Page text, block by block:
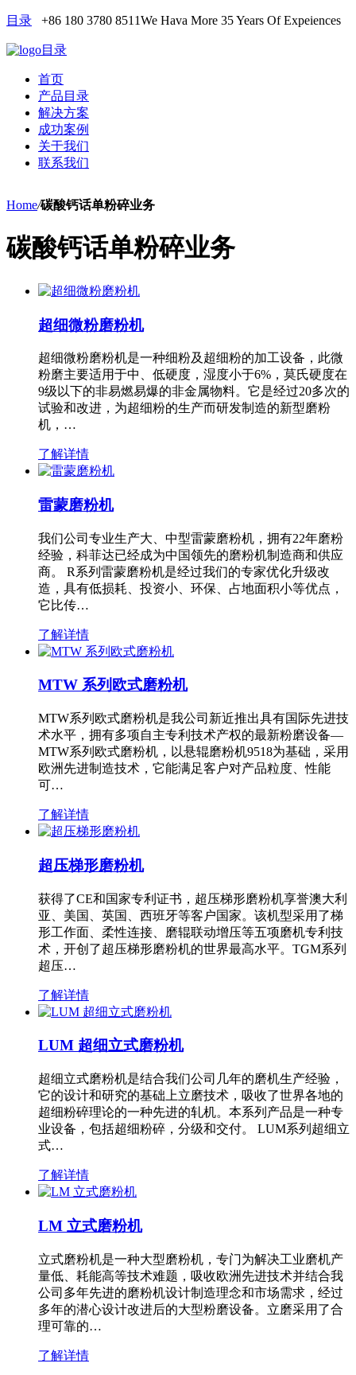
目录 +86 180 3780 8511We Hava More 35 Years Of Expeiences
目录
首页
产品目录
解决方案
成功案例
关于我们
联系我们
Home/碳酸钙话单粉碎业务
碳酸钙话单粉碎业务
超细微粉磨粉机
超细微粉磨粉机是一种细粉及超细粉的加工设备，此微
粉磨主要适用于中、低硬度，湿度小于6%，莫氏硬度在
9级以下的非易燃易爆的非金属物料。它是经过20多次的
试验和改进，为超细粉的生产而研发制造的新型磨粉
机，…
了解详情
雷蒙磨粉机
我们公司专业生产大、中型雷蒙磨粉机，拥有22年磨粉
经验，科菲达已经成为中国领先的磨粉机制造商和供应
商。 R系列雷蒙磨粉机是经过我们的专家优化升级改
造，具有低损耗、投资小、环保、占地面积小等优点，
它比传…
了解详情
MTW 系列欧式磨粉机
MTW系列欧式磨粉机是我公司新近推出具有国际先进技
术水平，拥有多项自主专利技术产权的最新粉磨设备—
MTW系列欧式磨粉机，以悬辊磨粉机9518为基础，采用
欧洲先进制造技术，它能满足客户对产品粒度、性能
可…
了解详情
超压梯形磨粉机
获得了CE和国家专利证书，超压梯形磨粉机享誉澳大利
亚、美国、英国、西班牙等客户国家。该机型采用了梯
形工作面、柔性连接、磨辊联动增压等五项磨机专利技
术，开创了超压梯形磨粉机的世界最高水平。TGM系列
超压…
了解详情
LUM 超细立式磨粉机
超细立式磨粉机是结合我们公司几年的磨机生产经验，
它的设计和研究的基础上立磨技术，吸收了世界各地的
超细粉碎理论的一种先进的轧机。本系列产品是一种专
业设备，包括超细粉碎，分级和交付。 LUM系列超细立
式…
了解详情
LM 立式磨粉机
立式磨粉机是一种大型磨粉机，专门为解决工业磨机产
量低、耗能高等技术难题，吸收欧洲先进技术并结合我
公司多年先进的磨粉机设计制造理念和市场需求，经过
多年的潜心设计改进后的大型粉磨设备。立磨采用了合
理可靠的…
了解详情